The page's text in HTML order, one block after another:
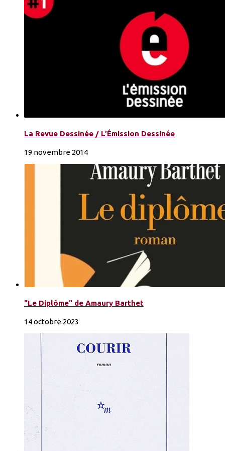
La Revue Dessinée / L’Émission Dessinée
19 novembre 2014
"Le Diplôme" de Amaury Barthet
14 octobre 2023